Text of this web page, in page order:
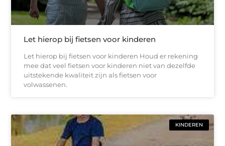
Let hierop bij fietsen voor kinderen
Let hierop bij fietsen voor kinderen Houd er rekening
mee dat veel fietsen voor kinderen niet van dezelfde
uitstekende kwaliteit zijn als fietsen voor
volwassenen.
KINDEREN